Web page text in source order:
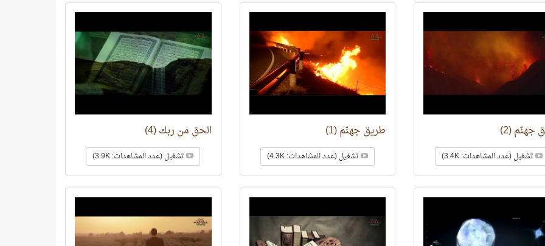
جهنّم (2)
تشغيل (عدد المشاهدات: 3.4K)
طريق جهنّم (1)
تشغيل (عدد المشاهدات: 4.3K)
الحق من ربك (4)
تشغيل (عدد المشاهدات: 3.9K)